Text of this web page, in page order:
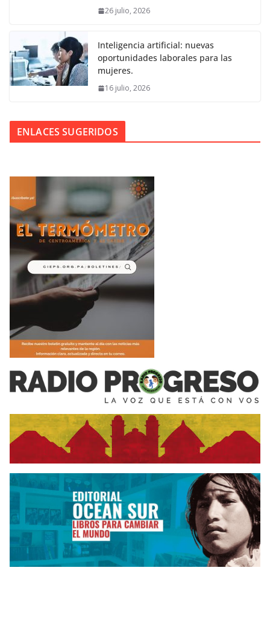
26 julio, 2026
Inteligencia artificial: nuevas
oportunidades laborales para las
mujeres.
16 julio, 2026
ENLACES SUGERIDOS